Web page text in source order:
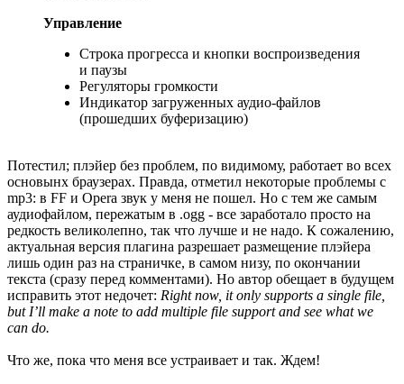
Управление
Строка прогресса и кнопки воспроизведения
и паузы
Регуляторы громкости
Индикатор загруженных аудио-файлов
(прошедших буферизацию)
Потестил; плэйер без проблем, по видимому, работает во всех
основынх браузерах. Правда, отметил некоторые проблемы с
mp3: в FF и Opera звук у меня не пошел. Но с тем же самым
аудиофайлом, пережатым в .ogg - все заработало просто на
редкость великолепно, так что лучше и не надо. К сожалению,
актуальная версия плагина разрешает размещение плэйера
лишь один раз на страничке, в самом низу, по окончании
текста (сразу перед комментами). Но автор обещает в будущем
исправить этот недочет: Right now, it only supports a single file,
but I’ll make a note to add multiple file support and see what we
can do.
Что же, пока что меня все устраивает и так. Ждем!